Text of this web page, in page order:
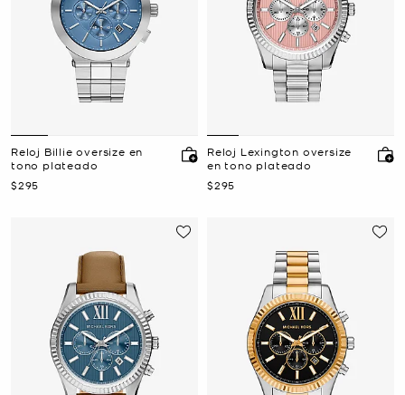
Reloj Billie oversize en
tono plateado
Ahora
$295
Reloj Lexington oversize
en tono plateado
Ahora
$295